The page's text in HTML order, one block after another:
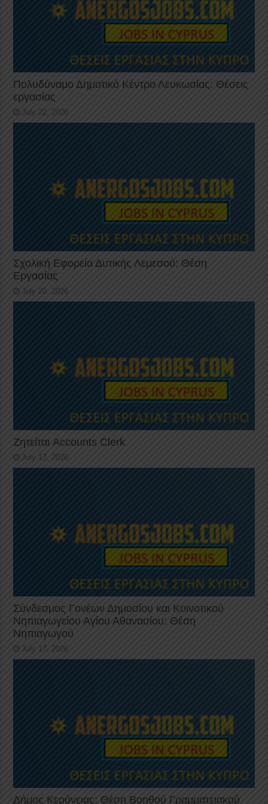
Πολυδύναμο Δημοτικό Κέντρο Λευκωσίας: Θέσεις
εργασίας
July 22, 2026
Σχολική Εφορεία Δυτικής Λεμεσού: Θέση
Εργασίας
July 20, 2026
Ζητείται Accounts Clerk
July 17, 2026
Σύνδεσμος Γονέων Δημοσίου και Κοινοτικού
Νηπιαγωγείου Αγίου Αθανασίου: Θέση
Νηπιαγωγού
July 17, 2026
Δήμος Κερύνειας: Θέση Βοηθού Γραμματειακού